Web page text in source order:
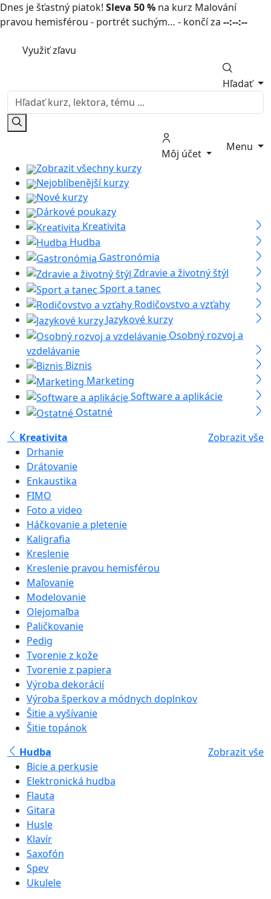
Dnes je šťastný piatok! Sleva 50 % na kurz Malování
pravou hemisférou - portrét suchým… - končí za --:--:--
Využiť zľavu
Hľadať
Môj účet
Menu
Zobrazit všechny kurzy
Nejoblíbenější kurzy
Nové kurzy
Dárkové poukazy
Kreativita
Hudba
Gastronómia
Zdravie a životný štýl
Sport a tanec
Rodičovstvo a vzťahy
Jazykové kurzy
Osobný rozvoj a
vzdelávanie
Biznis
Marketing
Software a aplikácie
Ostatné
Kreativita
Zobrazit vše
Drhanie
Drátovanie
Enkaustika
FIMO
Foto a video
Háčkovanie a pletenie
Kaligrafia
Kreslenie
Kreslenie pravou hemisférou
Maľovanie
Modelovanie
Olejomaľba
Paličkovanie
Pedig
Tvorenie z kože
Tvorenie z papiera
Výroba dekorácií
Výroba šperkov a módnych doplnkov
Šitie a vyšívanie
Šitie topánok
Hudba
Zobrazit vše
Bicie a perkusie
Elektronická hudba
Flauta
Gitara
Husle
Klavír
Saxofón
Spev
Ukulele